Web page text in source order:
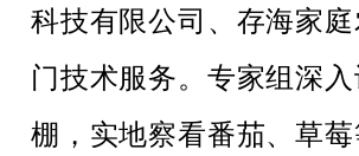
科技有限公司、存海家
门技术服务。专家组深
棚，实地察看番茄、草